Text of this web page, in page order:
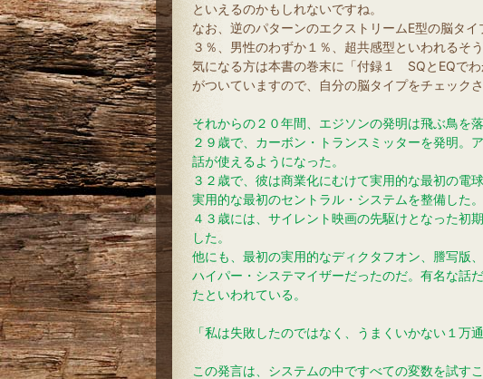
といえるのかもしれないですね。
なお、逆のパターンのエクストリームE型の脳タ
３％、男性のわずか１％、超共感型といわれるそ
気になる方は本書の巻末に「付録１ SQとEQで
がついていますので、自分の脳タイプをチェック
それからの２０年間、エジソンの発明は飛ぶ鳥を
２９歳で、カーボン・トランスミッターを発明。
話が使えるようになった。
３２歳で、彼は商業化にむけて実用的な最初の電
実用的な最初のセントラル・システムを整備した。
４３歳には、サイレント映画の先駆けとなった初
した。
他にも、最初の実用的なディクタフオン、謄写版
ハイパー・システマイザーだったのだ。有名な話
たといわれている。
「私は失敗したのではなく、うまくいかない１万
この発言は、システムの中ですべての変数を試す